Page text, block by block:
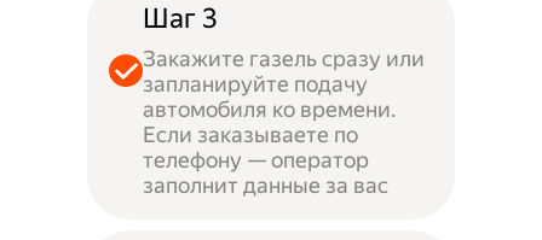
Шаг 3
Закажите газель сразу или
запланируйте подачу
автомобиля ко времени.
Если заказываете по
телефону — оператор
заполнит данные за вас